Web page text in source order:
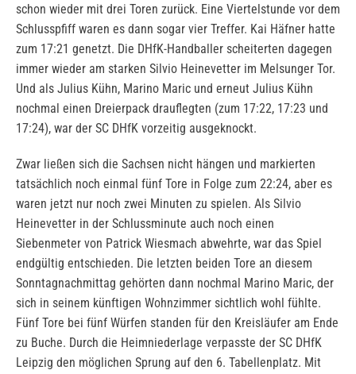
schon wieder mit drei Toren zurück. Eine Viertelstunde vor dem
Schlusspfiff waren es dann sogar vier Treffer. Kai Häfner hatte
zum 17:21 genetzt. Die DHfK-Handballer scheiterten dagegen
immer wieder am starken Silvio Heinevetter im Melsunger Tor.
Und als Julius Kühn, Marino Maric und erneut Julius Kühn
nochmal einen Dreierpack drauflegten (zum 17:22, 17:23 und
17:24), war der SC DHfK vorzeitig ausgeknockt.
Zwar ließen sich die Sachsen nicht hängen und markierten
tatsächlich noch einmal fünf Tore in Folge zum 22:24, aber es
waren jetzt nur noch zwei Minuten zu spielen. Als Silvio
Heinevetter in der Schlussminute auch noch einen
Siebenmeter von Patrick Wiesmach abwehrte, war das Spiel
endgültig entschieden. Die letzten beiden Tore an diesem
Sonntagnachmittag gehörten dann nochmal Marino Maric, der
sich in seinem künftigen Wohnzimmer sichtlich wohl fühlte.
Fünf Tore bei fünf Würfen standen für den Kreisläufer am Ende
zu Buche. Durch die Heimniederlage verpasste der SC DHfK
Leipzig den möglichen Sprung auf den 6. Tabellenplatz. Mit